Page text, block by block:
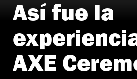
@quesorson / Orson Esquivel
Así fue la
AXE